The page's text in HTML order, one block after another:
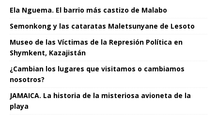
Ela Nguema. El barrio más castizo de Malabo
Semonkong y las cataratas Maletsunyane de Lesoto
Museo de las Víctimas de la Represión Política en
Shymkent, Kazajistán
¿Cambian los lugares que visitamos o cambiamos
nosotros?
JAMAICA. La historia de la misteriosa avioneta de la
playa